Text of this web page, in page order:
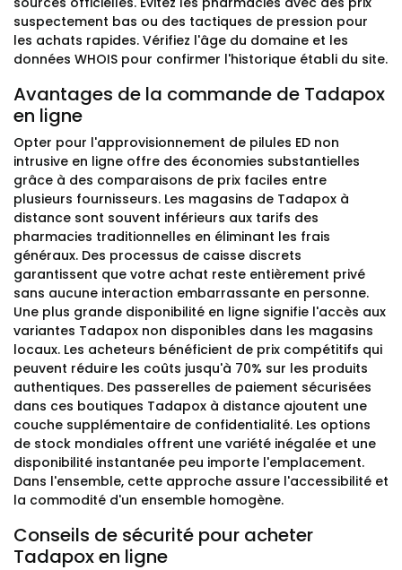
suspectement bas ou des tactiques de pression pour
les achats rapides. Vérifiez l'âge du domaine et les
données WHOIS pour confirmer l'historique établi du site.
Avantages de la commande de Tadapox
en ligne
Opter pour l'approvisionnement de pilules ED non
intrusive en ligne offre des économies substantielles
grâce à des comparaisons de prix faciles entre
plusieurs fournisseurs. Les magasins de Tadapox à
distance sont souvent inférieurs aux tarifs des
pharmacies traditionnelles en éliminant les frais
généraux. Des processus de caisse discrets
garantissent que votre achat reste entièrement privé
sans aucune interaction embarrassante en personne.
Une plus grande disponibilité en ligne signifie l'accès aux
variantes Tadapox non disponibles dans les magasins
locaux. Les acheteurs bénéficient de prix compétitifs qui
peuvent réduire les coûts jusqu'à 70% sur les produits
authentiques. Des passerelles de paiement sécurisées
dans ces boutiques Tadapox à distance ajoutent une
couche supplémentaire de confidentialité. Les options
de stock mondiales offrent une variété inégalée et une
disponibilité instantanée peu importe l'emplacement.
Dans l'ensemble, cette approche assure l'accessibilité et
la commodité d'un ensemble homogène.
Conseils de sécurité pour acheter
Tadapox en ligne